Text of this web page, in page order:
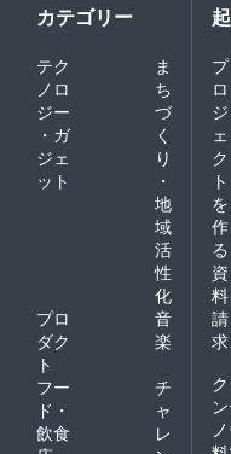
カテゴリー
テク
ノロ
ジー
・ガ
ジェ
ット
ま
ち
づ
く
り
・
地
域
活
性
化
プロ
ダク
ト
音
楽
フー
ド・
飲食
チ
ャ
レ
プ
ロ
ジ
ェ
ク
ト
を
作
る
資
料
請
求